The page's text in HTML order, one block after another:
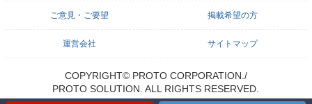
ご意見・ご要望 掲載希望の方
運営会社 サイトマップ
COPYRIGHT© PROTO CORPORATION./
PROTO SOLUTION. ALL RIGHTS RESERVED.